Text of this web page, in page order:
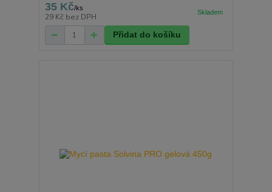
35 Kč/ks
29 Kč bez DPH
Přidat do košíku